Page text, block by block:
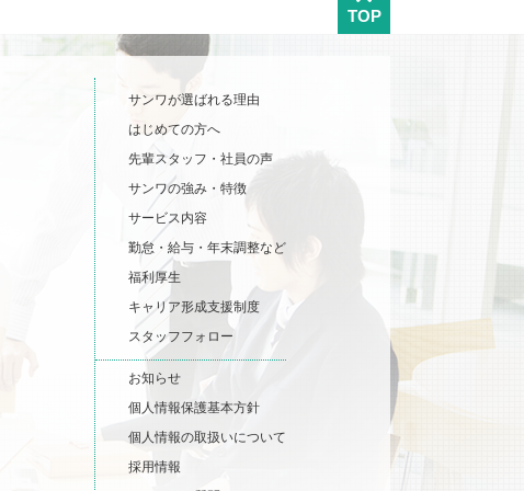
TOP
サンワが選ばれる理由
はじめての方へ
先輩スタッフ・社員の声
サンワの強み・特徴
サービス内容
勤怠・給与・年末調整など
福利厚生
キャリア形成支援制度
スタッフフォロー
お知らせ
個人情報保護基本方針
個人情報の取扱いについて
採用情報